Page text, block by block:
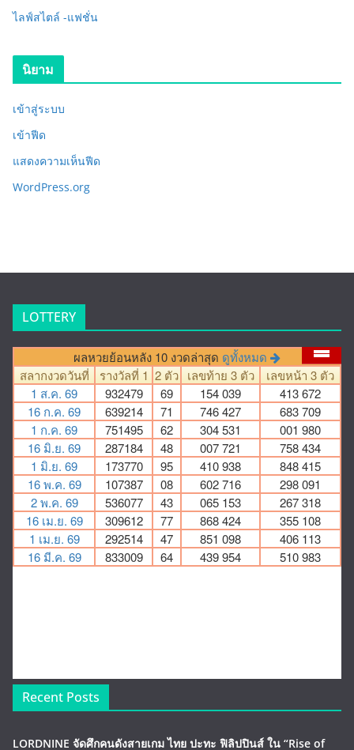
ไลฟ์สไตล์ -แฟชั่น
นิยาม
เข้าสู่ระบบ
เข้าฟีด
แสดงความเห็นฟีด
WordPress.org
LOTTERY
Recent Posts
LORDNINE จัดศึกคนดังสายเกม ไทย ปะทะ ฟิลิปปินส์ ใน “Rise of